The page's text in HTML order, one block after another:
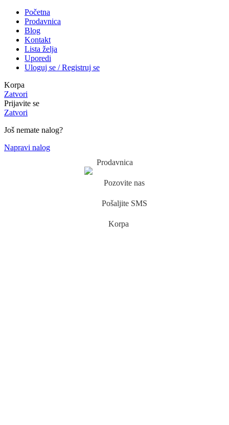
Početna
Prodavnica
Blog
Kontakt
Lista želja
Uporedi
Uloguj se / Registruj se
Korpa
Zatvori
Prijavite se
Zatvori
Još nemate nalog?
Napravi nalog
Prodavnica
Pozovite nas
Pošaljite SMS
Korpa